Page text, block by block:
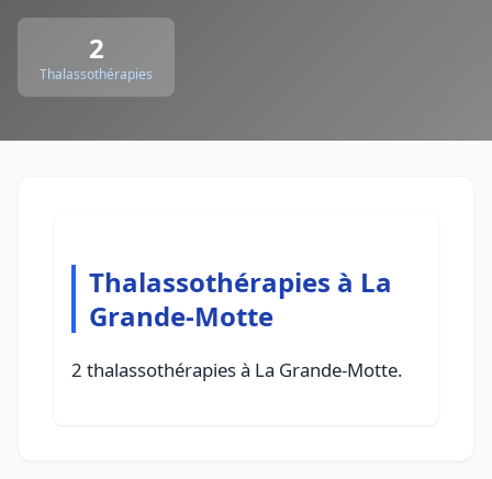
2
Thalassothérapies
Thalassothérapies à La
Grande-Motte
2 thalassothérapies à La Grande-Motte.